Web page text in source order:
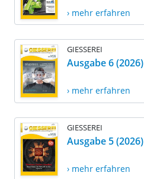
› mehr erfahren
GIESSEREI
Ausgabe 6 (2026)
› mehr erfahren
GIESSEREI
Ausgabe 5 (2026)
› mehr erfahren